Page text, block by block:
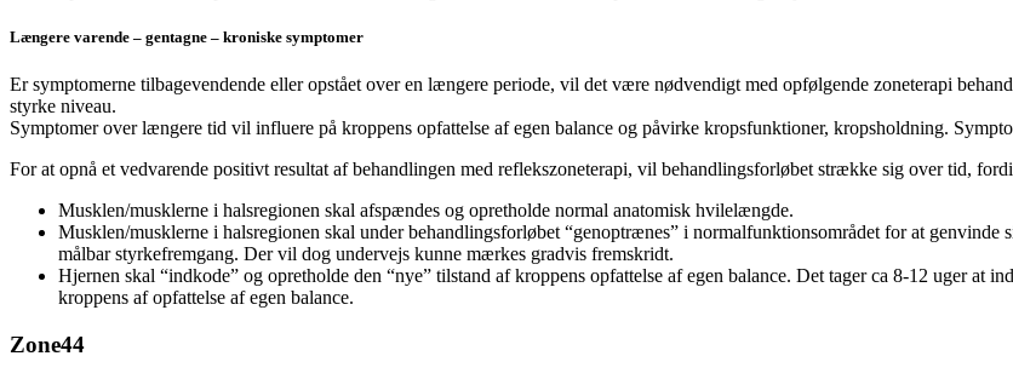
Længere varende – gentagne – kroniske symptomer
Er symptomerne tilbagevendende eller opstået over en længere periode, vil det være nødvendigt med opfølgende zoneterapi
styrke niveau.
Symptomer over længere tid vil influere på kroppens opfattelse af egen balance og påvirke kropsfunktioner, kropsholdning.
For at opnå et vedvarende positivt resultat af behandlingen med reflekszoneterapi, vil behandlingsforløbet strække sig over tid,
Musklen/musklerne i halsregionen skal afspændes og opretholde normal anatomisk hvilelængde.
Musklen/musklerne i halsregionen skal under behandlingsforløbet “genoptrænes” i normalfunktionsområdet for at genvinde
målbar styrkefremgang. Der vil dog undervejs kunne mærkes gradvis fremskridt.
Hjernen skal “indkode” og opretholde den “nye” tilstand af kroppens opfattelse af egen balance. Det tager ca 8-12 uger
kroppens af opfattelse af egen balance.
Zone44